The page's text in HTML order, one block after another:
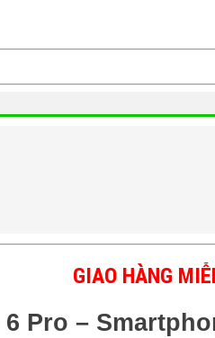
GIAO HÀNG
Pro –